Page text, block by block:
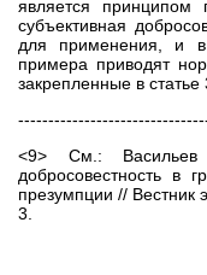
является принципом
субъективная
для применения, и в
примера приводят
закрепленные в
<9> См.:
добросовестность в
презумпции // Вестник
3.